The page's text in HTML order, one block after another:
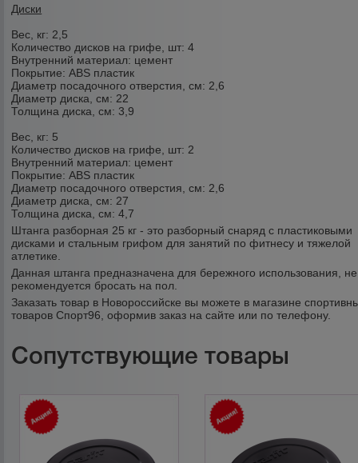
Диски
Вес, кг: 2,5
Количество дисков на грифе, шт: 4
Внутренний материал: цемент
Покрытие: ABS пластик
Диаметр посадочного отверстия, см: 2,6
Диаметр диска, см: 22
Толщина диска, см: 3,9
Вес, кг: 5
Количество дисков на грифе, шт: 2
Внутренний материал: цемент
Покрытие: ABS пластик
Диаметр посадочного отверстия, см: 2,6
Диаметр диска, см: 27
Толщина диска, см: 4,7
Штанга разборная 25 кг - это разборный снаряд с пластиковыми
дисками и стальным грифом для занятий по фитнесу и тяжелой
атлетике.
Данная штанга предназначена для бережного использования, не
рекомендуется бросать на пол.
Заказать товар в Новороссийске вы можете в магазине
товаров Спорт96, оформив заказ на сайте или по телефону.
Сопутствующие товары